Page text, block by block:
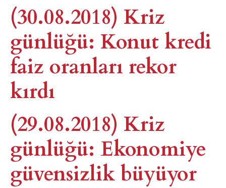
(30.08.2018) Kriz
günlüğü: Konut kredi
faiz oranları rekor
kırdı
(29.08.2018) Kriz
günlüğü: Ekonomiye
güvensizlik büyüyor